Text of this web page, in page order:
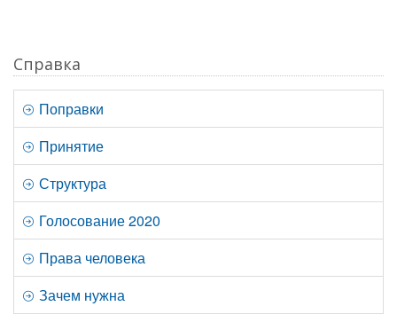
Справка
Поправки
Принятие
Структура
Голосование 2020
Права человека
Зачем нужна